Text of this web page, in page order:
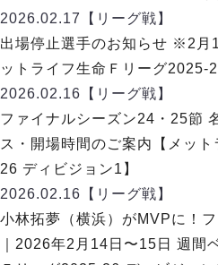
順位表
戦績表
警告・退場・出場停止選手
個人ランキング｜ゴール
個人ランキング｜シュート
個人ランキング｜シュート成功
個人ランキング｜第2PK
メットライフ生命Ｆリ
試合日程・結果
シュライカー大阪
ボルクバレット北九州
バサジィ大分
メットライフ生命Ｆ２リ
ヴォスクオーレ仙台
マルバ水戸FC
リガーレヴィア葛飾
Y．S．C．C．横浜
ヴィンセドール白山
大会概要
リーグ要項
クラブライセンス関連
アリーナ観戦マナー&ルール
ディビジョン1 試合記録
ディビジョン2 試合記録
Ｆリーグカップ 試合記録
リーグ統計データ
記念ゴール
ハットトリック
担当審判員
プロジェクト PROJECT
ABeam AWARD
DIVISION 01
DIVISION02
2026.02.17
【リーグ戦】
出場停止選手のお知らせ ※2月
ットライフ生命Ｆリーグ2025-
2026.02.16 【リーグ戦】
ファイナルシーズン24・25節
ス・開場時間のご案内【メッ
26 ディビジョン1】
2026.02.16 【リーグ戦】
小林拓夢（横浜）がMVPに！
｜2026年2月14日〜15日 週間